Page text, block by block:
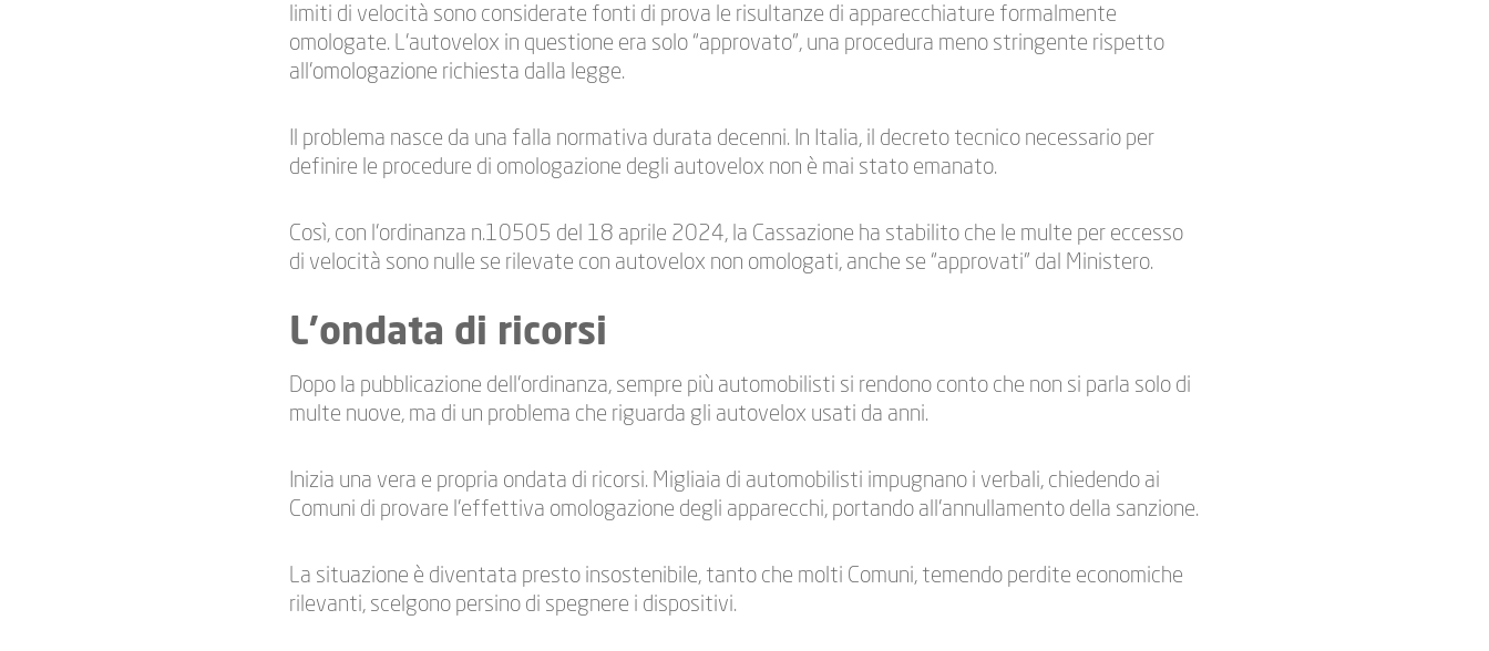
limiti di velocità sono considerate fonti di prova le risultanze di apparecchiature formalmente
omologate. L’autovelox in questione era solo “approvato”, una procedura meno stringente rispetto
all’omologazione richiesta dalla legge.
Il problema nasce da una falla normativa durata decenni. In Italia, il decreto tecnico necessario per
definire le procedure di omologazione degli autovelox non è mai stato emanato.
Così, con l’ordinanza n.10505 del 18 aprile 2024, la Cassazione ha stabilito che le multe per eccesso
di velocità sono nulle se rilevate con autovelox non omologati, anche se “approvati” dal Ministero.
L’ondata di ricorsi
Dopo la pubblicazione dell’ordinanza, sempre più automobilisti si rendono conto che non si parla solo di
multe nuove, ma di un problema che riguarda gli autovelox usati da anni.
Inizia una vera e propria ondata di ricorsi. Migliaia di automobilisti impugnano i verbali, chiedendo ai
Comuni di provare l’effettiva omologazione degli apparecchi, portando all’annullamento della sanzione.
La situazione è diventata presto insostenibile, tanto che molti Comuni, temendo perdite economiche
rilevanti, scelgono persino di spegnere i dispositivi.